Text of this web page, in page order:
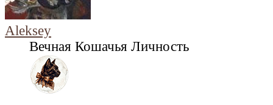
Aleksey
Вечная Кошачья Личность